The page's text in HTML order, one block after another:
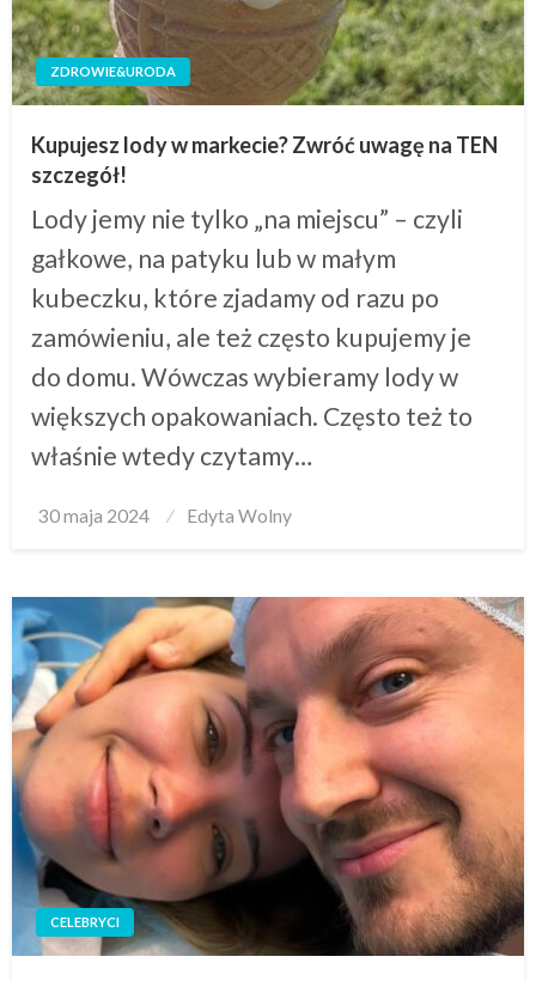
ZDROWIE&URODA
Kupujesz lody w markecie? Zwróć uwagę na TEN
szczegół!
Lody jemy nie tylko „na miejscu” – czyli
gałkowe, na patyku lub w małym
kubeczku, które zjadamy od razu po
zamówieniu, ale też często kupujemy je
do domu. Wówczas wybieramy lody w
większych opakowaniach. Często też to
właśnie wtedy czytamy…
Posted
30 maja 2024 Edyta Wolny
CELEBRYCI